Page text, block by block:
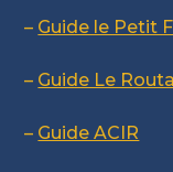
– Guide le Petit
– Guide Le
– Guide ACIR